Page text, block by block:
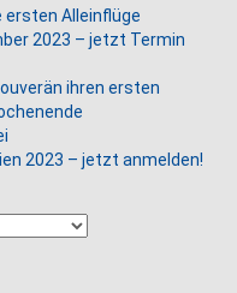
ersten Alleinflüge
2023 – jetzt Termin
ihren ersten
2023 – jetzt anmelden!